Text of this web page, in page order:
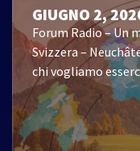
GIUGNO 2,
Forum Radio – Un
Svizzera –
chi vogliamo